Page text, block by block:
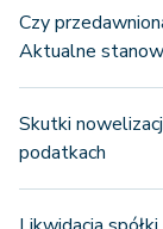
Czy
Aktualne
Skutki
podatkach